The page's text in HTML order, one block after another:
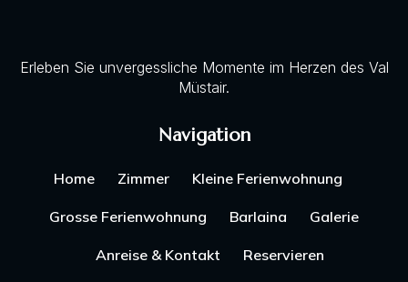
Erleben Sie unvergessliche Momente im Herzen des Val
Müstair.
Navigation
Home Zimmer Kleine Ferienwohnung
Grosse Ferienwohnung Barlaina Galerie
Anreise & Kontakt Reservieren